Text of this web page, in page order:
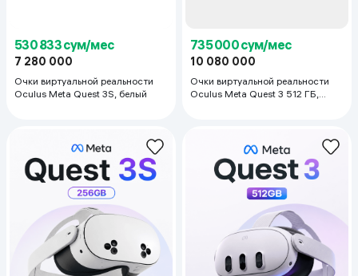
530 833 сум/мес
7 280 000
Очки виртуальной реальности
Oculus Meta Quest 3S, белый
735 000 сум/мес
10 080 000
Очки виртуальной реальности
Oculus Meta Quest 3 512 ГБ,